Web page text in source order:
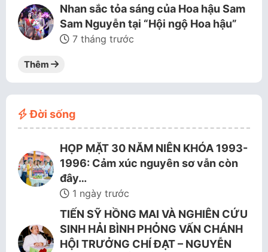
Nhan sắc tỏa sáng của Hoa hậu Sam
Sam Nguyễn tại “Hội ngộ Hoa hậu”
7 tháng trước
Thêm
Đời sống
HỌP MẶT 30 NĂM NIÊN KHÓA 1993-
1996: Cảm xúc nguyên sơ vẫn còn
đây…
1 ngày trước
TIẾN SỸ HỒNG MAI VÀ NGHIÊN CỨU
SINH HẢI BÌNH PHỎNG VẤN CHÁNH
HỘI TRƯỞNG CHÍ ĐẠT – NGUYỄN